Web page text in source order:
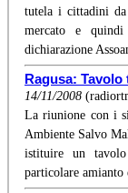
tutela i cittadini da
mercato e
dichiarazione
Ragusa:
14/11/2008
La riunione con i
Ambiente Salvo
istituire un
particolare amianto